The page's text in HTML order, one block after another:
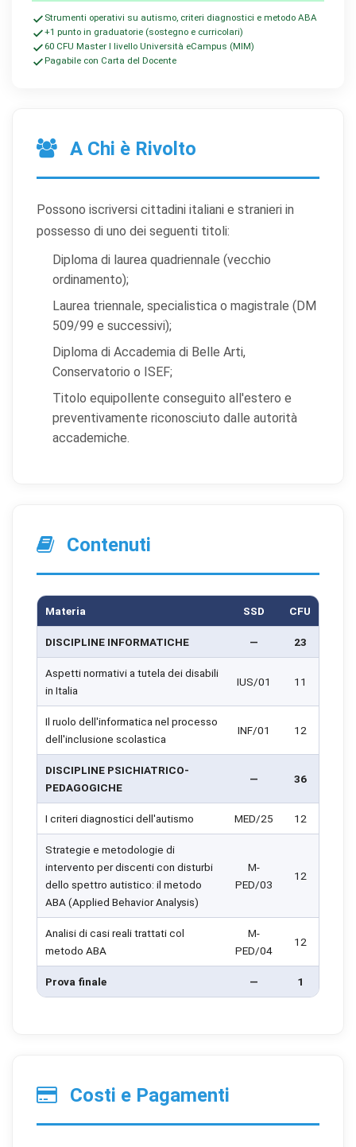
Strumenti operativi su autismo, criteri diagnostici e metodo ABA
+1 punto in graduatorie (sostegno e curricolari)
60 CFU Master I livello Università eCampus (MIM)
Pagabile con Carta del Docente
A Chi è Rivolto
Possono iscriversi cittadini italiani e stranieri in
possesso di uno dei seguenti titoli:
Diploma di laurea quadriennale (vecchio
ordinamento);
Laurea triennale, specialistica o magistrale (DM
509/99 e successivi);
Diploma di Accademia di Belle Arti,
Conservatorio o ISEF;
Titolo equipollente conseguito all'estero e
preventivamente riconosciuto dalle autorità
accademiche.
Contenuti
Materia SSD CFU
DISCIPLINE INFORMATICHE — 23
Aspetti normativi a tutela dei disabili
in Italia
IUS/01 11
Il ruolo dell'informatica nel processo
dell'inclusione scolastica
INF/01 12
DISCIPLINE PSICHIATRICO-
PEDAGOGICHE
— 36
I criteri diagnostici dell'autismo MED/25 12
Strategie e metodologie di
intervento per discenti con disturbi
dello spettro autistico: il metodo
ABA (Applied Behavior Analysis)
M-
PED/03
12
Analisi di casi reali trattati col
metodo ABA
M-
PED/04
12
Prova finale — 1
Costi e Pagamenti
×